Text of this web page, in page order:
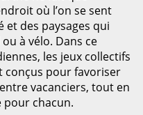
où l’on se sent
et des paysages qui
à vélo. Dans ce
les jeux collectifs
conçus pour favoriser
vacanciers, tout en
pour chacun.